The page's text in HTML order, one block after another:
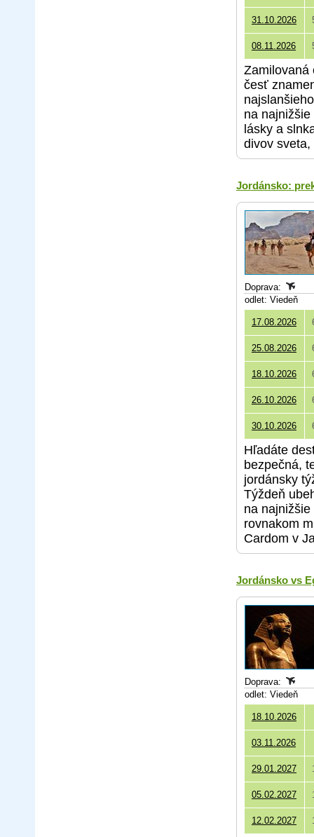
31.10.2026
08.11.2026
Zamilovaná
česť
na
lásky a
divov
Jordánsko:
Doprava:
odlet: Viedeň
17.08.2026
25.08.2026
18.10.2026
26.10.2026
30.10.2026
Hľadáte
bezpečná,
jordánsky
Týždeň
na
rovnakom
Cardom v
Jordánsko vs
Doprava:
odlet: Viedeň
18.10.2026
03.11.2026
29.01.2027
05.02.2027
12.02.2027